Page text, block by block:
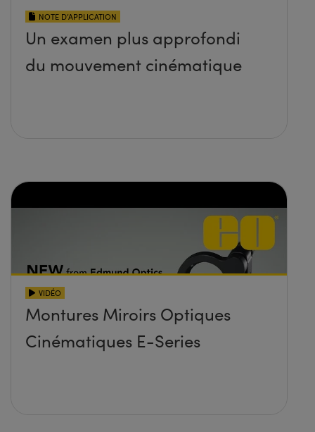
NOTE D’APPLICATION
Un examen plus approfondi
du mouvement cinématique
VIDÉO
Montures Miroirs Optiques
Cinématiques E-Series